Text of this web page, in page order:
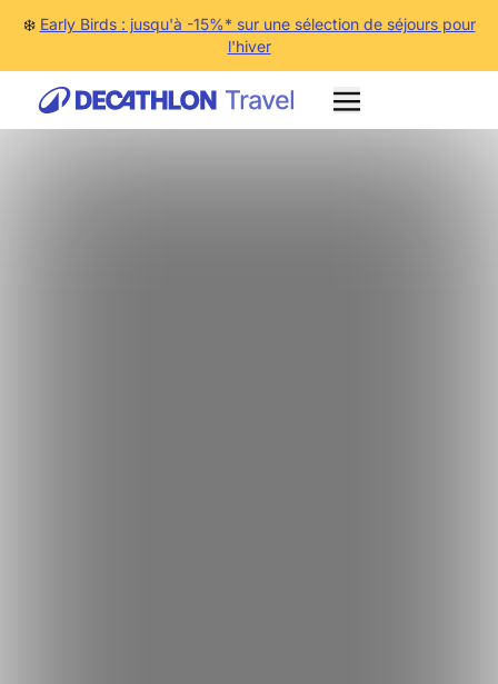
❄️ Early Birds : jusqu'à -15%* sur une sélection de séjours pour
l'hiver